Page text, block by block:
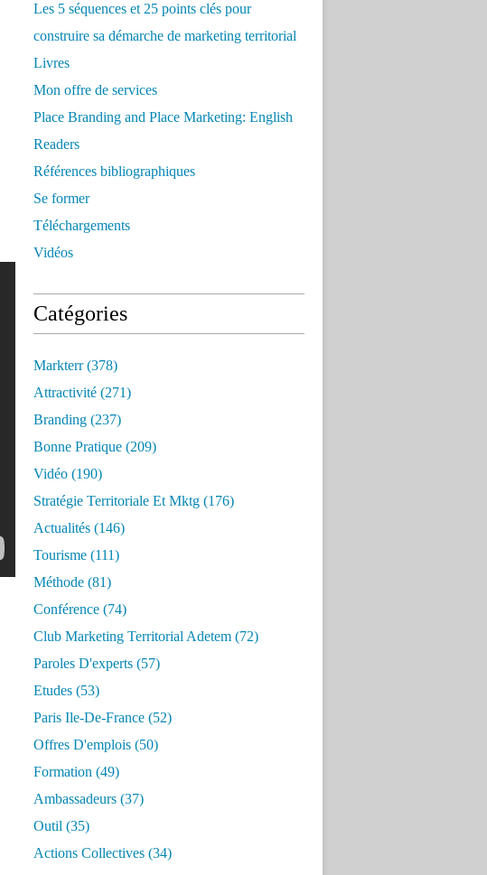
Les 5 séquences et 25 points clés pour
construire sa démarche de marketing territorial
Livres
Mon offre de services
Place Branding and Place Marketing: English
Readers
Références bibliographiques
Se former
Téléchargements
Vidéos
Catégories
Markterr(378)
Attractivité (271)
Branding (237)
Bonne Pratique (209)
Vidéo (190)
Stratégie Territoriale Et Mktg (176)
Actualités (146)
Tourisme (111)
Méthode (81)
Conférence (74)
Club Marketing Territorial Adetem (72)
Paroles D'experts (57)
Etudes (53)
Paris Ile-De-France (52)
Offres D'emplois (50)
Formation (49)
Ambassadeurs (37)
Outil (35)
Actions Collectives (34)